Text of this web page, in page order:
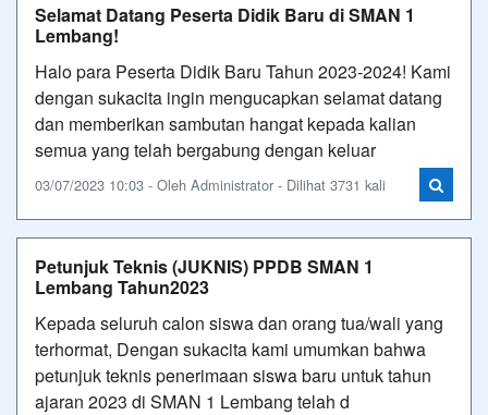
Selamat Datang Peserta Didik Baru di SMAN 1
Lembang!
Halo para Peserta Didik Baru Tahun 2023-2024! Kami
dengan sukacita ingin mengucapkan selamat datang
dan memberikan sambutan hangat kepada kalian
semua yang telah bergabung dengan keluar
03/07/2023 10:03 - Oleh Administrator - Dilihat 3731 kali
Petunjuk Teknis (JUKNIS) PPDB SMAN 1
Lembang Tahun2023
Kepada seluruh calon siswa dan orang tua/wali yang
terhormat, Dengan sukacita kami umumkan bahwa
petunjuk teknis penerimaan siswa baru untuk tahun
ajaran 2023 di SMAN 1 Lembang telah d